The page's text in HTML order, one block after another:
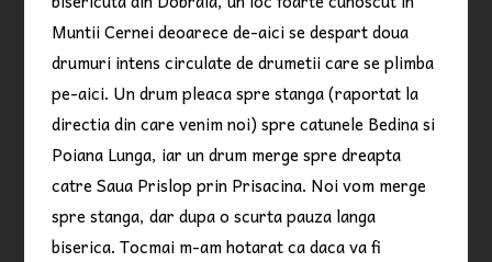
Muntii Cernei deoarece de-aici se despart doua
drumuri intens circulate de drumetii care se plimba
pe-aici. Un drum pleaca spre stanga (raportat la
directia din care venim noi) spre catunele Bedina si
Poiana Lunga, iar un drum merge spre dreapta
catre Saua Prislop prin Prisacina. Noi vom merge
spre stanga, dar dupa o scurta pauza langa
biserica. Tocmai m-am hotarat ca daca va fi